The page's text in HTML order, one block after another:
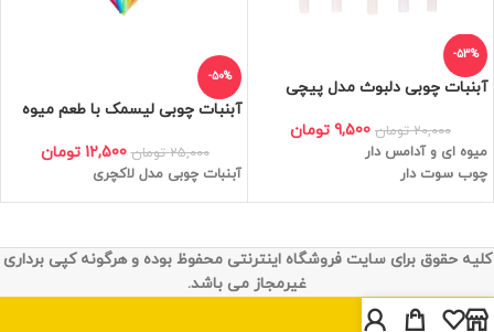
-53%
آبنبات چوبی دلبوث مدل پیچی
20,000 تومان 9,500 تومان
میوه ای و آدامس دار
چوب سوت دار
-50%
آبنبات چوبی لیسمک با طعم میوه
25,000 تومان 12,500 تومان
آبنبات چوبی مدل لاکچری
کلیه حقوق برای سایت فروشگاه اینترنتی محفوظ بوده و هرگونه کپی برداری
غیرمجاز می باشد.